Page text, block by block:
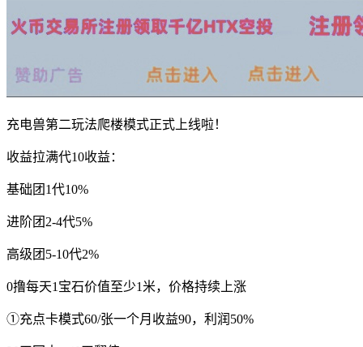
充电兽第二玩法爬楼模式正式上线啦！
收益拉满代10收益：
基础团1代10%
进阶团2-4代5%
高级团5-10代2%
0撸每天1宝石价值至少1米，价格持续上涨
①充点卡模式60/张一个月收益90，利润50%